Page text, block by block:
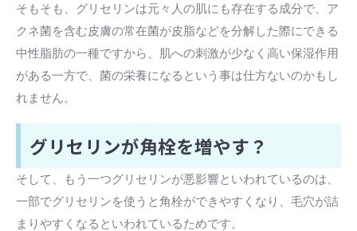
そもそも、グリセリンは元々人の肌にも存在する成分で、ア
クネ菌を含む皮膚の常在菌が皮脂などを分解した際にできる
中性脂肪の一種ですから、肌への刺激が少なく高い保湿作用
がある一方で、菌の栄養になるという事は仕方ないのかもし
れません。
グリセリンが角栓を増やす？
そして、もう一つグリセリンが悪影響といわれているのは、
一部でグリセリンを使うと角栓ができやすくなり、毛穴が詰
まりやすくなるといわれているためです。